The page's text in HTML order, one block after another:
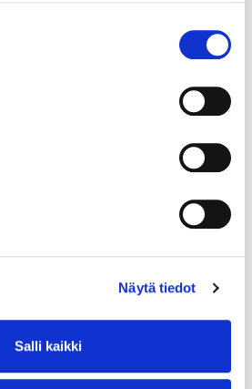
Näytä tiedot
Salli kaikki